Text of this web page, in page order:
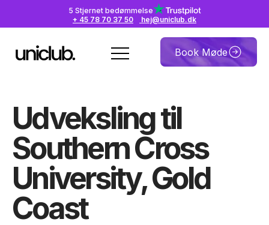
5 Stjernet bedømmelse
+ 45 78 70 37 50
hej@uniclub.dk
Book Møde
Udveksling til
Southern Cross
University, Gold
Coast